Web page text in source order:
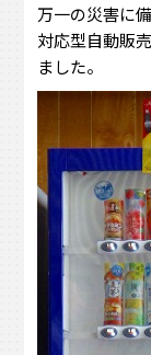
万一の災害に
対応型自動販
ました。